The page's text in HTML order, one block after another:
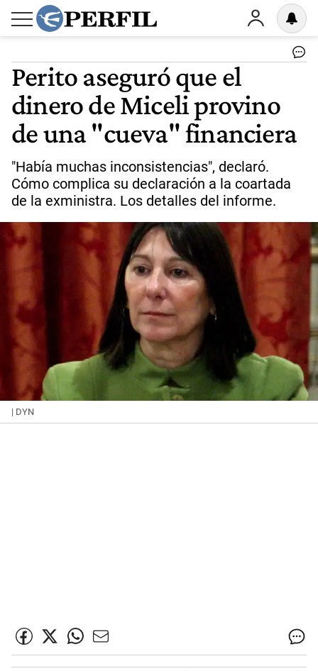
Perito aseguró que el
dinero de Miceli provino
de una "cueva" financiera
"Había muchas inconsistencias", declaró.
Cómo complica su declaración a la coartada
de la exministra. Los detalles del informe.
| DYN